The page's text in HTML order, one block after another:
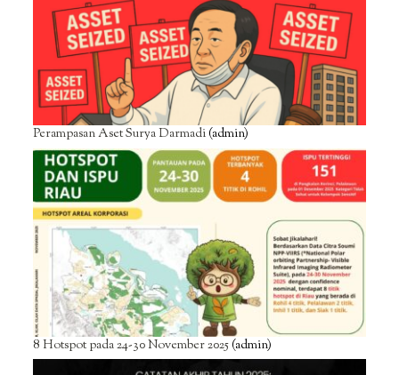
Perampasan Aset Surya Darmadi(admin)
8 Hotspot pada 24-30 November 2025(admin)